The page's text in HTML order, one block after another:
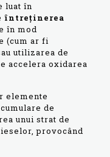
luat în
întreținerea
în mod
(cum ar fi
utilizarea de
accelera oxidarea
elemente
de
unui strat de
provocând